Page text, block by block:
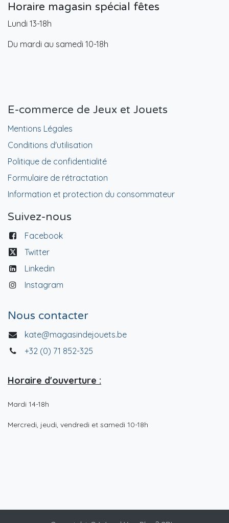
Horaire magasin spécial fêtes
Lundi 13-18h
Du mardi au samedi 10-18h
E-commerce de Jeux et Jouets
Mentions Légales
Conditions d'utilisation
Politique de confidentialité
Formulaire de rétractation
Information et protection du consommateur
Suivez-nous
Facebook
Twitter
Linkedin
Instagram
Nous contacter
kate@magasindejouets.be
+32 (0) 71 852-325
Horaire d'ouverture :
Mardi 14-18h
Mercredi, jeudi, vendredi et samedi 10-18h